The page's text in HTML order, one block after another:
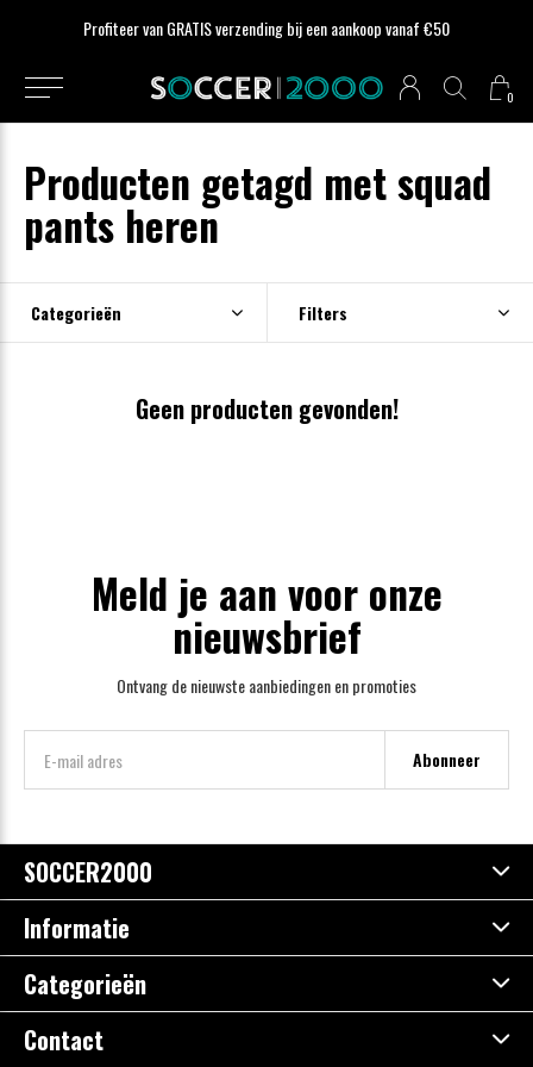
0
Profiteer van GRATIS verzending bij een aankoop vanaf €50
Producten getagd met squad
pants heren
Categorieën Filters
Geen producten gevonden!
Meld je aan voor onze
nieuwsbrief
Ontvang de nieuwste aanbiedingen en promoties
Abonneer
SOCCER2000
Informatie
Categorieën
Contact